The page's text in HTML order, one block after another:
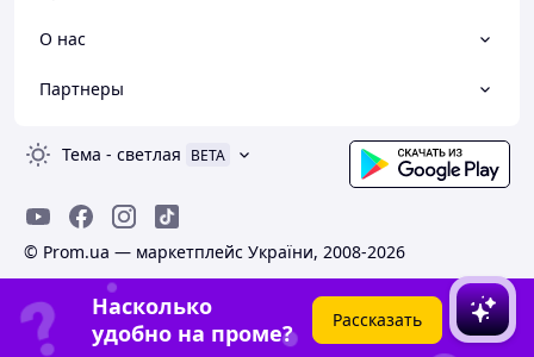
О нас
Партнеры
Тема - светлая BETA
© Prom.ua — маркетплейс України, 2008-2026
Насколько
удобно на проме?
Рассказать